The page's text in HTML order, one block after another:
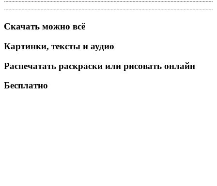
Скачать можно всё
Картинки, тексты и аудио
Распечатать раскраски или рисовать онлайн
Бесплатно